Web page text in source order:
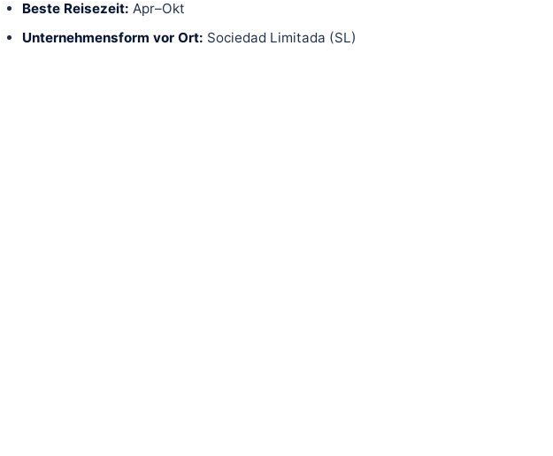
Beste Reisezeit: Apr–Okt
Unternehmensform vor Ort: Sociedad Limitada (SL)